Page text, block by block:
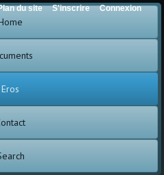
Eros
du site S'inscrire Connexion